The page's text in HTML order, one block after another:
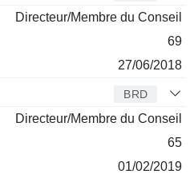
Directeur/Membre du Conseil
69
27/06/2018
BRD
Directeur/Membre du Conseil
65
01/02/2019